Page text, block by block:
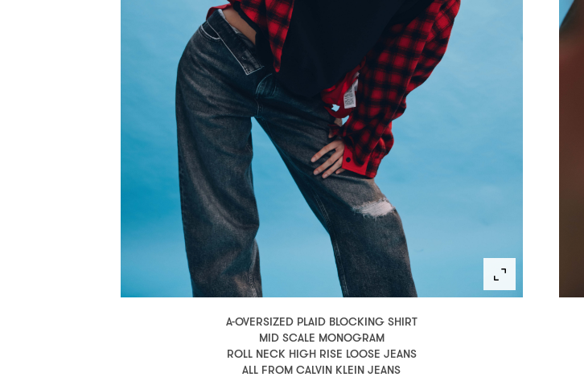
A-OVERSIZED PLAID BLOCKING SHIRT
MID SCALE MONOGRAM
ROLL NECK HIGH RISE LOOSE JEANS
ALL FROM CALVIN KLEIN JEANS